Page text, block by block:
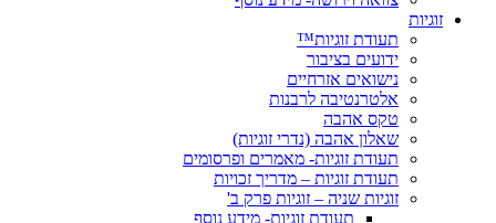
זוגיות
תעודת זוגיות™
ידועים בציבור
נישואים אזרחיים
אלטרנטיבה לרבנות
טקס אהבה
שאלון אהבה (נדרי זוגיות)
תעודת זוגיות- מאמרים ופרסומים
תעודת זוגיות – מדריך זכויות
זוגיות שניה – זוגיות פרק ב'
תעודת זוגיות- מידע נוסף